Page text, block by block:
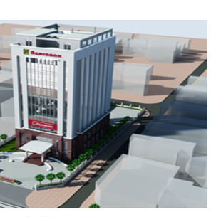
đầu tư: Công Ty TNHH Thương
Địa điểm: Tòa nhà Topaz
TP.HCM. Hạng mục: Thiết